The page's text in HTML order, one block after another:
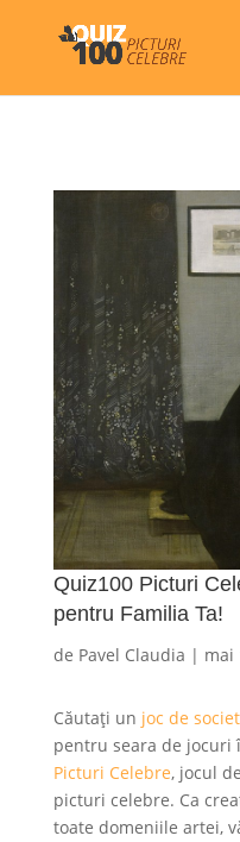
Quiz100 Picturi
pentru Familia Ta!
de Pavel Claudia | mai
Căutați un joc de
pentru seara de jocuri
Picturi Celebre, jocul
picturi celebre. Ca
toate domeniile artei,